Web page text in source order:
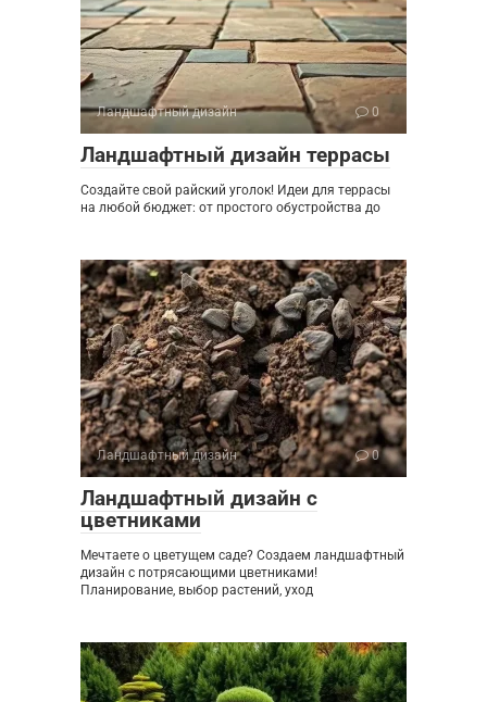
Ландшафтный дизайн 0
Ландшафтный дизайн террасы
Создайте свой райский уголок! Идеи для террасы
на любой бюджет: от простого обустройства до
Ландшафтный дизайн 0
Ландшафтный дизайн с
цветниками
Мечтаете о цветущем саде? Создаем ландшафтный
дизайн с потрясающими цветниками!
Планирование, выбор растений, уход